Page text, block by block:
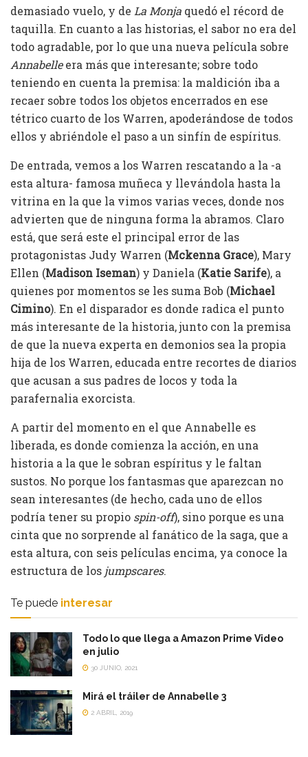
demasiado vuelo, y de La Monja quedó el récord de
taquilla. En cuanto a las historias, el sabor no era del
todo agradable, por lo que una nueva película sobre
Annabelleera más que interesante; sobre todo
teniendo en cuenta la premisa: la maldición iba a
recaer sobre todos los objetos encerrados en ese
tétrico cuarto de los Warren, apoderándose de todos
ellos y abriéndole el paso a un sinfín de espíritus.
De entrada, vemos a los Warren rescatando a la -a
esta altura- famosa muñeca y llevándola hasta la
vitrina en la que la vimos varias veces, donde nos
advierten que de ninguna forma la abramos. Claro
está, que será este el principal error de las
protagonistas Judy Warren (Mckenna Grace), Mary
Ellen (Madison Iseman) y Daniela (Katie Sarife), a
quienes por momentos se les suma Bob (Michael
Cimino). En el disparador es donde radica el punto
más interesante de la historia, junto con la premisa
de que la nueva experta en demonios sea la propia
hija de los Warren, educada entre recortes de diarios
que acusan a sus padres de locos y toda la
parafernalia exorcista.
A partir del momento en el que Annabelle es
liberada, es donde comienza la acción, en una
historia a la que le sobran espíritus y le faltan
sustos. No porque los fantasmas que aparezcan no
sean interesantes (de hecho, cada uno de ellos
podría tener su propio spin-off), sino porque es una
cinta que no sorprende al fanático de la saga, que a
esta altura, con seis películas encima, ya conoce la
estructura de los jumpscares.
Te puede interesar
Todo lo que llega a Amazon Prime Video
en julio
30 JUNIO, 2021
Mirá el tráiler de Annabelle 3
2 ABRIL, 2019